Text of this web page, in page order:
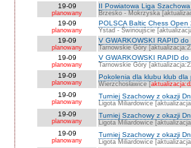
19-09
planowany
II Powiatowa Liga
Brzesko - Mokrzyska
19-09
planowany
POLSCA Baltic Chess Open
Ystad - Świnoujście
19-09
planowany
V GWARKOWSKI RAPID do
Tarnowskie Góry
19-09
planowany
V GWARKOWSKI RAPID do
Tarnowskie Góry
19-09
planowany
Pokolenia dla klubu klub dla
Wierzchosławice [
19-09
planowany
Turniej Szachowy z okazji
Ligota Miliardowice
19-09
planowany
Turniej Szachowy z okazji
Ligota Miliardowice
19-09
planowany
Turniej Szachowy z okazji
Ligota Miliardowice